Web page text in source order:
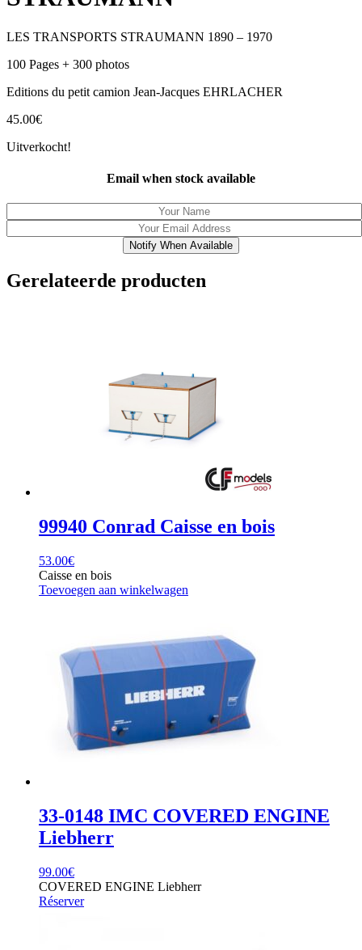
LES TRANSPORTS STRAUMANN 1890 – 1970
100 Pages + 300 photos
Editions du petit camion Jean-Jacques EHRLACHER
45.00€
Uitverkocht!
Email when stock available
Notify When Available
Gerelateerde producten
99940 Conrad Caisse en bois
53.00€
Caisse en bois
Toevoegen aan winkelwagen
33-0148 IMC COVERED ENGINE
Liebherr
99.00€
COVERED ENGINE Liebherr
Réserver